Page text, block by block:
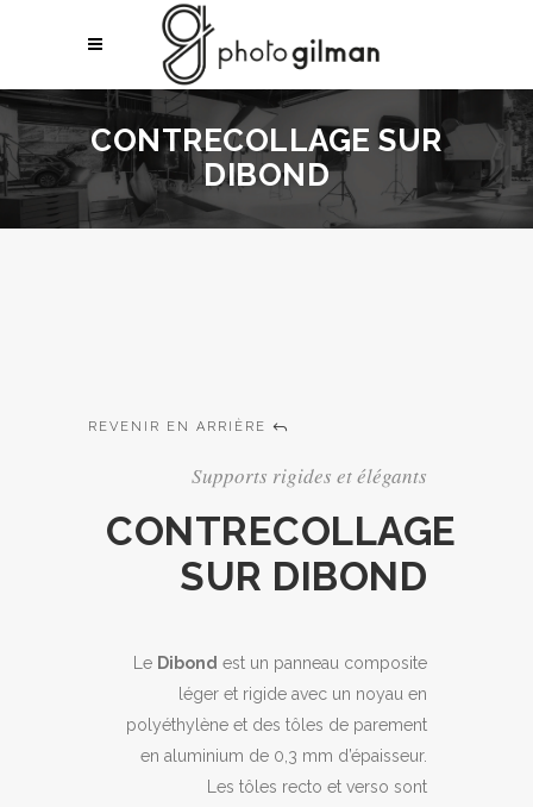
CONTRECOLLAGE SUR
DIBOND
REVENIR EN ARRIÈRE
Supports rigides et élégants
CONTRECOLLAGE
SUR DIBOND
Le Dibond est un panneau composite
léger et rigide avec un noyau en
polyéthylène et des tôles de parement
en aluminium de 0,3 mm d’épaisseur.
Les tôles recto et verso sont